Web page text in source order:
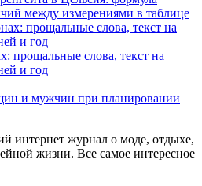
между измерениями в таблице
прощальные слова, текст на
и год
и мужчин при планировании
интернет журнал о моде, отдыхе,
жизни. Все самое интересное